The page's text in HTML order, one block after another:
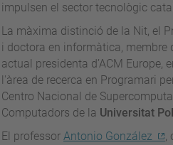
impulsen el sector tecnològic
La màxima distinció de la Nit, el
i doctora en informàtica, membre
actual presidenta d’ACM
l'àrea de recerca en Programari
Centro Nacional de
Computadors de la Universitat
El professor Antonio González
,